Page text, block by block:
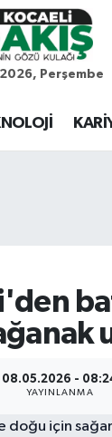
Perşembe
08.05.2026 -
YAYINLANMA